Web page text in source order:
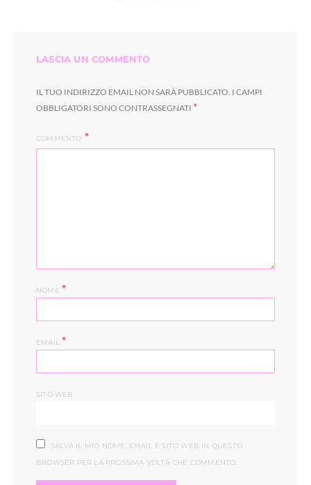
LASCIA UN COMMENTO
IL TUO INDIRIZZO EMAIL NON SARÀ PUBBLICATO. I CAMPI
OBBLIGATORI SONO CONTRASSEGNATI *
COMMENTO
NOME *
EMAIL*
SITO WEB
SALVA IL MIO NOME, EMAIL E SITO WEB IN QUESTO
BROWSER PER LA PROSSIMA VOLTA CHE COMMENTO.